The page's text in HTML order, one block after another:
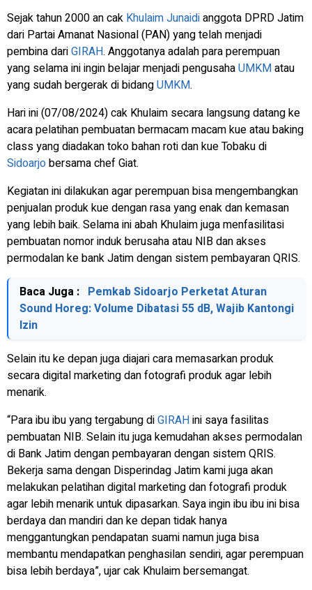
Sejak tahun 2000 an cak Khulaim Junaidianggota DPRD Jatim
dari Partai Amanat Nasional (PAN) yang telah menjadi
pembina dariGIRAH. Anggotanya adalah para perempuan
yang selama ini ingin belajar menjadi pengusahaUMKMatau
yang sudah bergerak di bidangUMKM.
Hari ini (07/08/2024) cak Khulaim secara langsung datang ke
acara pelatihan pembuatan bermacam macam kue atau baking
class yang diadakan toko bahan roti dan kue Tobaku di
Sidoarjobersama chef Giat.
Kegiatan ini dilakukan agar perempuan bisa mengembangkan
penjualan produk kue dengan rasa yang enak dan kemasan
yang lebih baik. Selama ini abah Khulaim juga menfasilitasi
pembuatan nomor induk berusaha atau NIB dan akses
permodalan ke bank Jatim dengan sistem pembayaran QRIS.
Baca Juga : Pemkab Sidoarjo Perketat Aturan
Sound Horeg: Volume Dibatasi 55 dB, Wajib Kantongi
Izin
Selain itu ke depan juga diajari cara memasarkan produk
secara digital marketing dan fotografi produk agar lebih
menarik.
“Para ibu ibu yang tergabung diGIRAHini saya fasilitas
pembuatan NIB. Selain itu juga kemudahan akses permodalan
di Bank Jatim dengan pembayaran dengan sistem QRIS.
Bekerja sama dengan Disperindag Jatim kami juga akan
melakukan pelatihan digital marketing dan fotografi produk
agar lebih menarik untuk dipasarkan. Saya ingin ibu ibu ini bisa
berdaya dan mandiri dan ke depan tidak hanya
menggantungkan pendapatan suami namun juga bisa
membantu mendapatkan penghasilan sendiri, agar perempuan
bisa lebih berdaya”, ujar cak Khulaim bersemangat.